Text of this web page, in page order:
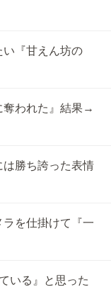
『甘えん坊の
奪われた』結果→
は勝ち誇った表情
を仕掛けて『一
いる』と思った